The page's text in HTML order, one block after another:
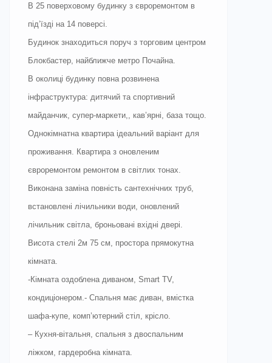
В 25 поверховому будинку з євроремонтом в
під’їзді на 14 поверсі.
Будинок знаходиться поруч з торговим центром
Блокбастер, найближче метро Почайна.
В околиці будинку повна розвинена
інфраструктура: дитячий та спортивний
майданчик, супер-маркети,, кав’ярні, база тощо.
Однокімнатна квартира ідеальний варіант для
проживання. Квартира з оновленим
євроремонтом ремонтом в світлих тонах.
Виконана заміна повність сантехнічних труб,
встановлені лічильники води, оновлений
лічильник світла, броньовані вхідні двері.
Висота стелі 2м 75 см, простора прямокутна
кімната.
-Кімната оздоблена диваном, Smart TV,
кондиціонером.- Спальня має диван, вмістка
шафа-купе, комп’ютерний стіл, крісло.
– Кухня-вітальня, спальня з двоспальним
ліжком, гардеробна кімната.